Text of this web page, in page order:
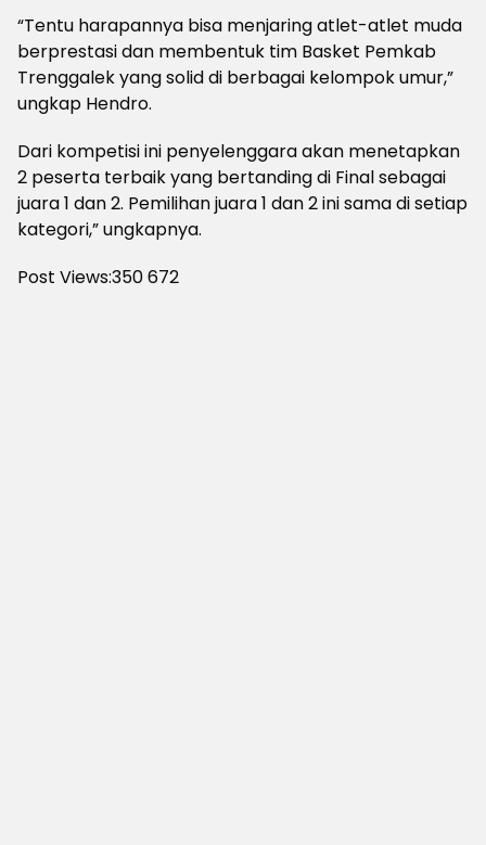
“Tentu harapannya bisa menjaring atlet-atlet muda
berprestasi dan membentuk tim Basket Pemkab
Trenggalek yang solid di berbagai kelompok umur,”
ungkap Hendro.
Dari kompetisi ini penyelenggara akan menetapkan
2 peserta terbaik yang bertanding di Final sebagai
juara 1 dan 2. Pemilihan juara 1 dan 2 ini sama di setiap
kategori,” ungkapnya.
Post Views:350672